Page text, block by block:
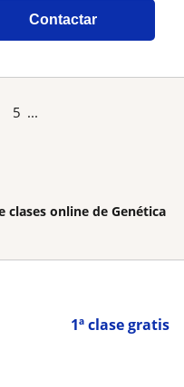
Contactar
5 ...
online de Genética
1ª clase gratis